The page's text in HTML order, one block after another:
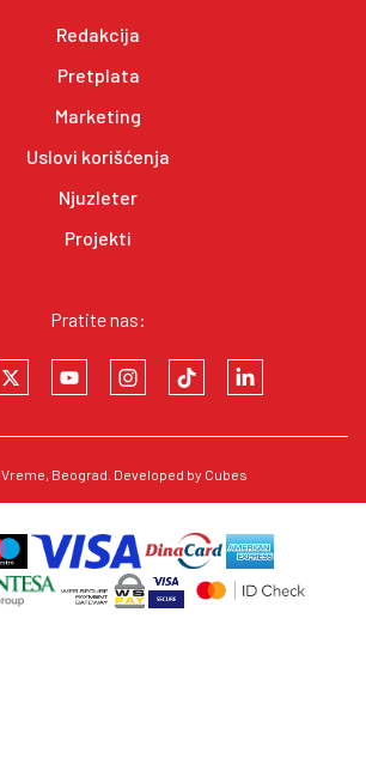
Redakcija
Pretplata
Marketing
Uslovi korišćenja
Njuzleter
Projekti
Pratite nas:
Vreme, Beograd. Developed by Cubes